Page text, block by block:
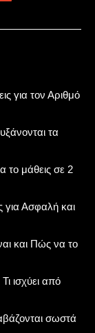
για τον Αριθμό
τα
το μάθεις σε 2
Ασφαλή και
και Πώς να το
ισχύει από
σωστά